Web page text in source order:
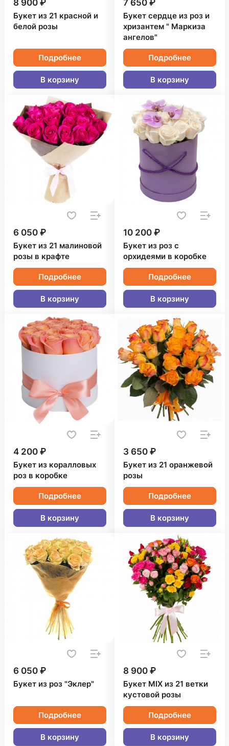
8 900 ₽
Букет из 21 красной и
белой розы
Подробнее
В корзину
7 650 ₽
Букет сердце из роз и
хризантем " Маркиза
ангелов"
Подробнее
В корзину
6 050 ₽
Букет из 21 малиновой
розы в крафте
Подробнее
В корзину
10 200 ₽
Букет из роз с
орхидеями в коробке
Подробнее
В корзину
4 200 ₽
Букет из коралловых
роз в коробке
Подробнее
В корзину
3 650 ₽
Букет из 21 оранжевой
розы
Подробнее
В корзину
6 050 ₽
Букет из роз "Эклер"
Подробнее
В корзину
8 900 ₽
Букет MIX из 21 ветки
кустовой розы
Подробнее
В корзину